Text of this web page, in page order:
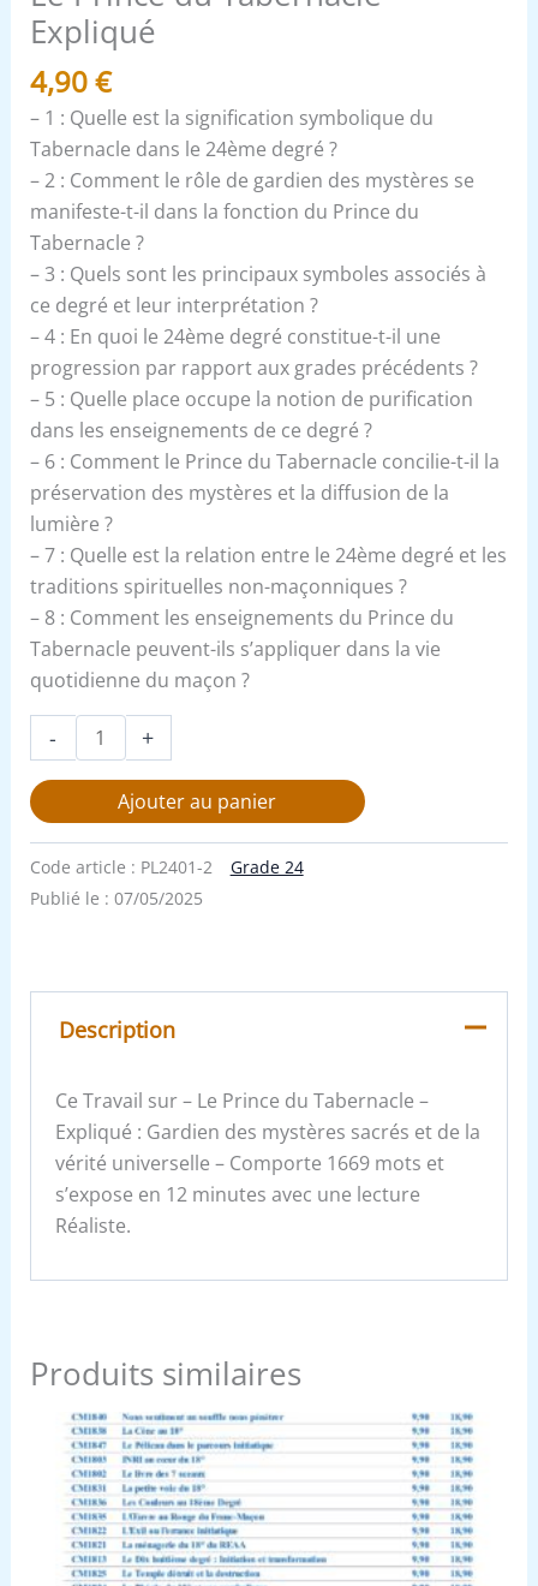
Expliqué
4,90€
– 1 : Quelle est la signification symbolique du
Tabernacle dans le 24ème degré ?
– 2 : Comment le rôle de gardien des mystères se
manifeste-t-il dans la fonction du Prince du
Tabernacle ?
– 3 : Quels sont les principaux symboles associés à
ce degré et leur interprétation ?
– 4 : En quoi le 24ème degré constitue-t-il une
progression par rapport aux grades précédents ?
– 5 : Quelle place occupe la notion de purification
dans les enseignements de ce degré ?
– 6 : Comment le Prince du Tabernacle concilie-t-il la
préservation des mystères et la diffusion de la
lumière ?
– 7 : Quelle est la relation entre le 24ème degré et les
traditions spirituelles non-maçonniques ?
– 8 : Comment les enseignements du Prince du
Tabernacle peuvent-ils s’appliquer dans la vie
quotidienne du maçon ?
- +
Ajouter au panier
Code article : PL2401-2
Grade 24
Publié le : 07/05/2025
Description
Ce Travail sur – Le Prince du Tabernacle –
Expliqué : Gardien des mystères sacrés et de la
vérité universelle – Comporte 1669 mots et
s’expose en 12 minutes avec une lecture
Réaliste.
Produits similaires